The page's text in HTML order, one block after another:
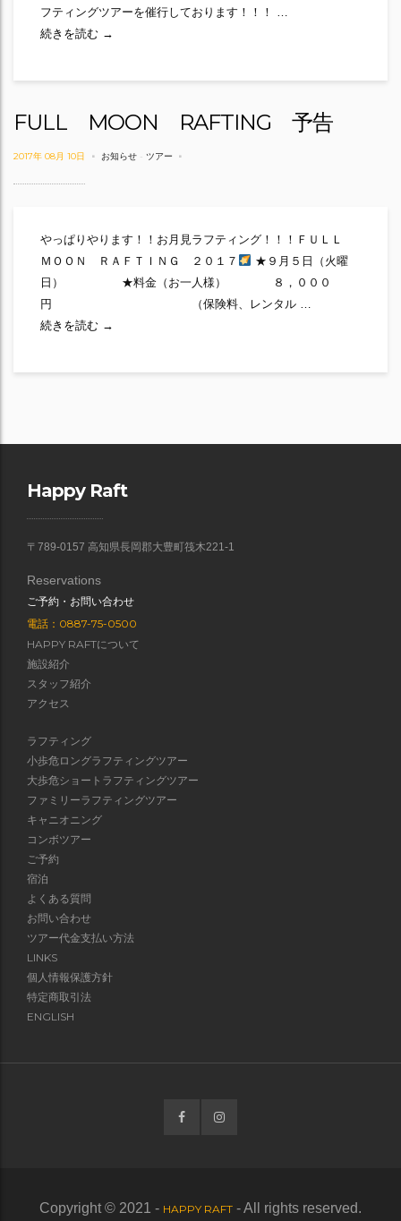
フティングツアーを催行しております！！！ …
続きを読む スペシャルトリップ2018★情報解禁！！
→
FULL MOON RAFTING 予告
2017年 08月 10日 お知らせ - ツアー
やっぱりやります！！お月見ラフティング！！！ＦＵＬＬ
ＭＯＯＮ ＲＡＦＴＩＮＧ ２０１７
★９月５日（火曜
日） ★料金（お一人様） ８，０００
円 （保険料、レンタル …
続きを読む FULL MOON RAFTING 予告
→
Happy Raft
〒789-0157 高知県長岡郡大豊町筏木221-1
Reservations
ご予約・お問い合わせ
電話：0887-75-0500
HAPPY RAFTについて
施設紹介
スタッフ紹介
アクセス
ラフティング
小歩危ロングラフティングツアー
大歩危ショートラフティングツアー
ファミリーラフティングツアー
キャニオニング
コンボツアー
ご予約
宿泊
よくある質問
お問い合わせ
ツアー代金支払い方法
LINKS
個人情報保護方針
特定商取引法
ENGLISH
Copyright © 2021 - HAPPY RAFT - All rights reserved.